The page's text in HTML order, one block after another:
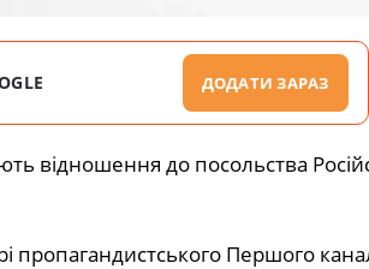
ДОДАТИ ЗАРАЗ
відношення до посольства
пропагандистського Першого